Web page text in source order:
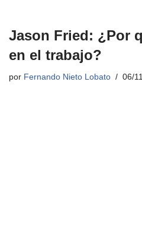
Jason Fried: ¿Por
en el trabajo?
por Fernando Nieto Lobato 06/